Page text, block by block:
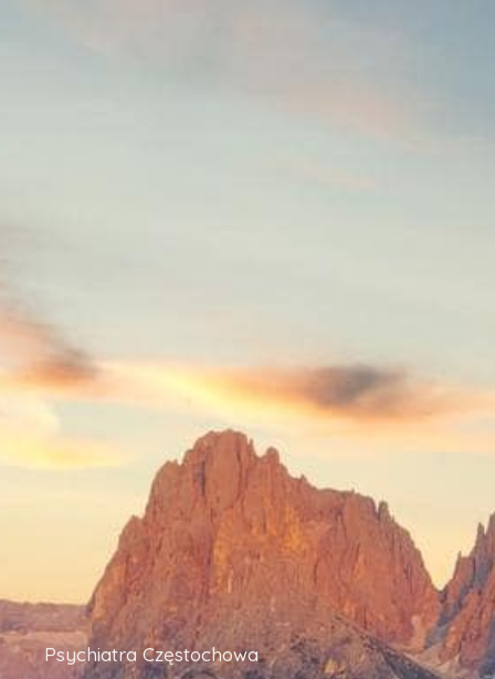
Psychiatra Częstochowa